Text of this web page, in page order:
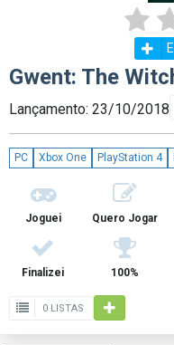
Gwent: The
Lançamento: 23/10/2018
PC Xbox One PlayStation 4
Joguei Quero Jogar
Finalizei 100%
0 LISTAS